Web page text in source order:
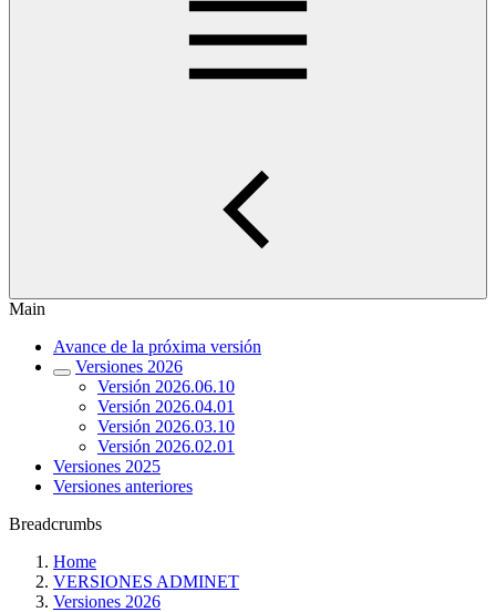
Main
Avance de la próxima versión
Versiones 2026
Versión 2026.06.10
Versión 2026.04.01
Versión 2026.03.10
Versión 2026.02.01
Versiones 2025
Versiones anteriores
Breadcrumbs
Home
VERSIONES ADMINET
Versiones 2026